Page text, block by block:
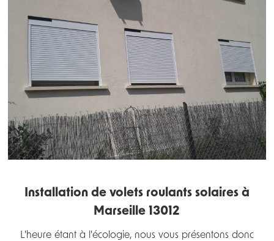
Installation de volets roulants solaires à
Marseille 13012
L'heure étant à l'écologie, nous vous présentons donc